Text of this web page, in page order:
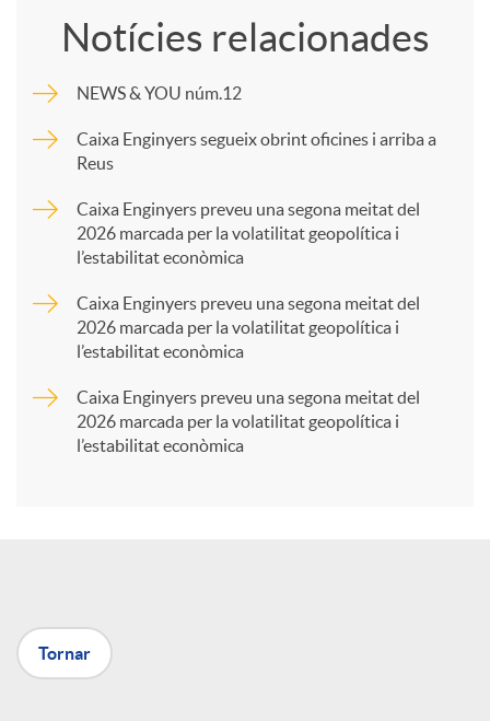
p
a
X
Notícies relacionades
NEWS & YOU núm.12
Caixa Enginyers segueix obrint oficines i arriba a
Reus
Caixa Enginyers preveu una segona meitat del
2026 marcada per la volatilitat geopolítica i
l’estabilitat econòmica
Caixa Enginyers preveu una segona meitat del
2026 marcada per la volatilitat geopolítica i
l’estabilitat econòmica
Caixa Enginyers preveu una segona meitat del
2026 marcada per la volatilitat geopolítica i
l’estabilitat econòmica
Tornar